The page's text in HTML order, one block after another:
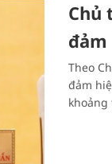
Chủ
đảm
Theo
đảm